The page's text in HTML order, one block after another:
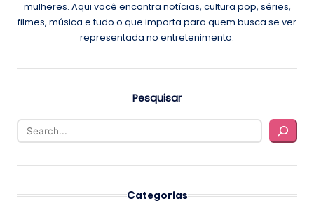
mulheres. Aqui você encontra notícias, cultura pop, séries,
filmes, música e tudo o que importa para quem busca se ver
representada no entretenimento.
Pesquisar
Categorias